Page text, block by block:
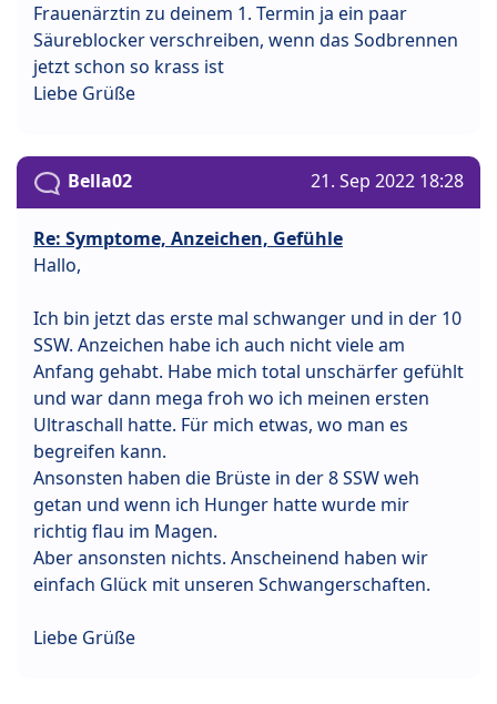
Frauenärztin zu deinem 1. Termin ja ein paar
Säureblocker verschreiben, wenn das Sodbrennen
jetzt schon so krass ist
Liebe Grüße
Bella02 21. Sep 2022 18:28
Re: Symptome, Anzeichen, Gefühle
Hallo,
Ich bin jetzt das erste mal schwanger und in der 10
SSW. Anzeichen habe ich auch nicht viele am
Anfang gehabt. Habe mich total unschärfer gefühlt
und war dann mega froh wo ich meinen ersten
Ultraschall hatte. Für mich etwas, wo man es
begreifen kann.
Ansonsten haben die Brüste in der 8 SSW weh
getan und wenn ich Hunger hatte wurde mir
richtig flau im Magen.
Aber ansonsten nichts. Anscheinend haben wir
einfach Glück mit unseren Schwangerschaften.
Liebe Grüße